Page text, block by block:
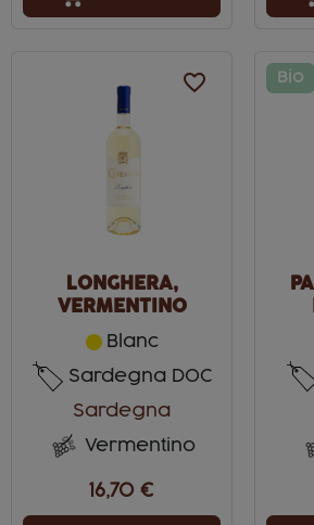
favorite_border
LONGHERA,
VERMENTINO
Blanc
Sardegna DOC
Sardegna
Vermentino
16,70 €
Bio